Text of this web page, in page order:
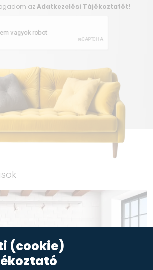
azAdatkezelési Tájékoztatót!
(cookie)